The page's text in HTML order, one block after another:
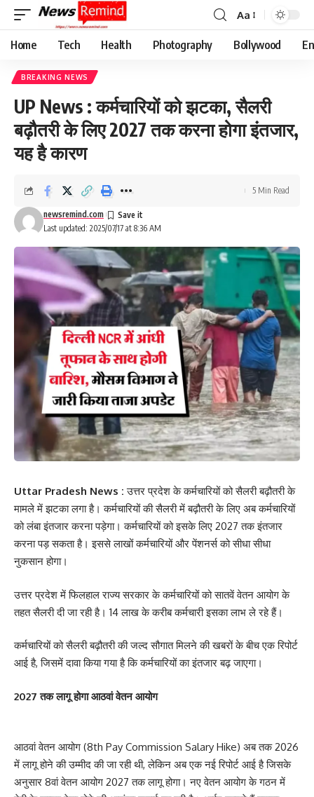
Font
Resizer
Aa
Home Tech Health Photography Bollywood
BREAKING NEWS
UP News : कर्मचारियों को झटका, सैलरी
बढ़ौतरी के लिए 2027 तक करना होगा इंतजार,
यह है कारण
Last updated: 2025/07/17 at 8:36 AM
newsremind.com
5 Min Read
Uttar Pradesh News :उत्तर प्रदेश के कर्मचारियों को सैलरी बढ़ौतरी के
मामले में झटका लगा है। कर्मचारियों की सैलरी में बढ़ौतरी के लिए अब कर्मचारियों
को लंबा इंतजार करना पड़ेगा। कर्मचारियों को इसके लिए 2027 तक इंतजार
करना पड़ सकता है। इससे लाखों कर्मचारियों और पेंशनर्स को सीधा सीधा
नुकसान होगा।
उत्तर प्रदेश में फिलहाल राज्य सरकार के कर्मचारियों को सातवें वेतन आयोग के
तहत सैलरी दी जा रही है। 14 लाख के करीब कर्मचारी इसका लाभ ले रहे हैं।
कर्मचारियों को सैलरी बढ़ौतरी की जल्द सौगात मिलने की खबरों के बीच एक रिपोर्ट
आई है, जिसमें दावा किया गया है कि कर्मचारियों का इंतजार बढ़ जाएगा।
2027 तक लागू होगा आठवां वेतन आयोग
आठवां वेतन आयोग (8th Pay Commission Salary Hike) अब तक 2026
में लागू होने की उम्मीद की जा रही थी, लेकिन अब एक नई रिपोर्ट आई है जिसके
अनुसार 8वां वेतन आयोग 2027 तक लागू होगा। नए वेतन आयोग के गठन में